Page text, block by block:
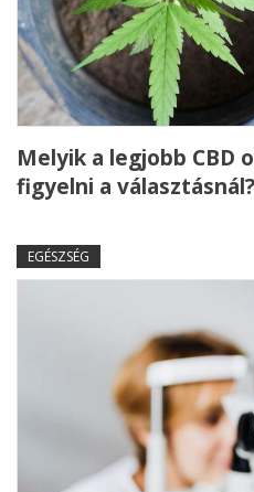
Melyik a legjobb CBD
figyelni a választásnál?
EGÉSZSÉG